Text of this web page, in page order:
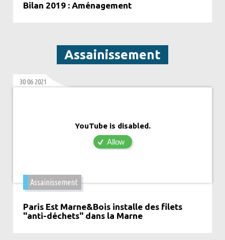
Bilan 2019 : Aménagement
Assainissement
30 06 2021
YouTube is disabled.
Allow
Assainissement
Paris Est Marne&Bois installe des filets
"anti-déchets" dans la Marne